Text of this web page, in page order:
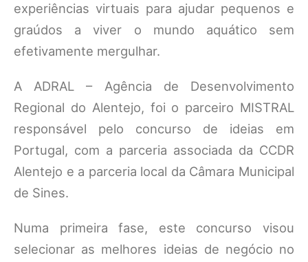
experiências virtuais para ajudar pequenos e
graúdos a viver o mundo aquático sem
efetivamente mergulhar.
A ADRAL – Agência de Desenvolvimento
Regional do Alentejo, foi o parceiro MISTRAL
responsável pelo concurso de ideias em
Portugal, com a parceria associada da CCDR
Alentejo e a parceria local da Câmara Municipal
de Sines.
Numa primeira fase, este concurso visou
selecionar as melhores ideias de negócio no